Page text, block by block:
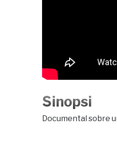
Sinopsi
Documental sobre